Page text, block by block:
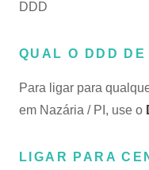
DDD
QUAL O DDD
Para ligar para
em Nazária / PI, use o
LIGAR PARA